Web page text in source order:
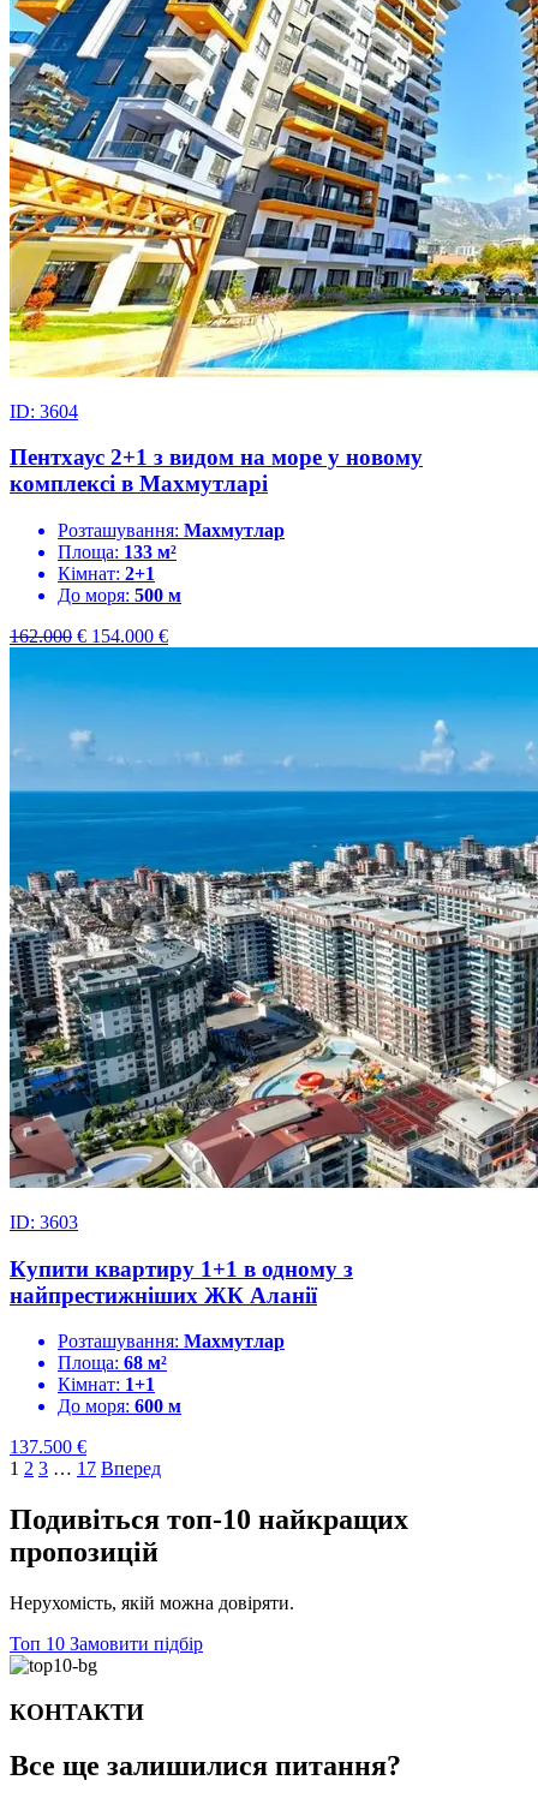
ID: 3604
Пентхаус 2+1 з видом на море у новому
комплексі в Махмутларі
Розташування: Махмутлар
Площа: 133 м²
Кімнат: 2+1
До моря: 500 м
162.000 € 154.000 €
ID: 3603
Купити квартиру 1+1 в одному з
найпрестижніших ЖК Аланії
Розташування: Махмутлар
Площа: 68 м²
Кімнат: 1+1
До моря: 600 м
137.500 €
1 2 3 … 17 Вперед
Подивіться топ-10 найкращих
пропозицій
Нерухомість, якій можна довіряти.
Топ 10 Замовити підбір
КОНТАКТИ
Все ще залишилися питання?